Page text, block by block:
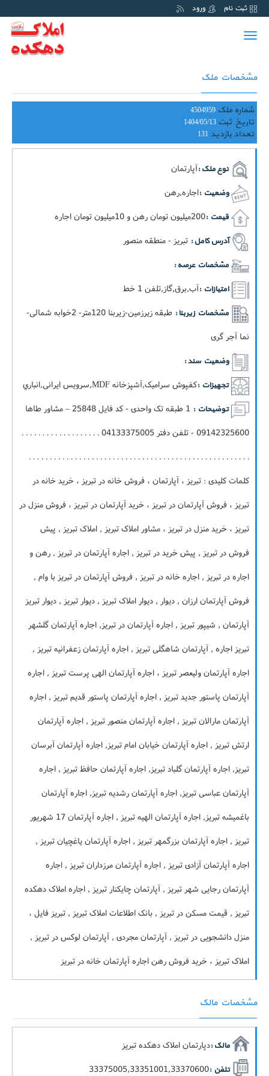
ثبت نام ورود
Toggle
مشخصات ملک
شماره ملک 4504959
تاریخ ثبت 1404/05/13
تعداد بازدید 131
نوع ملک :آپارتمان
وضعیت :اجاره,رهن
قیمت :200ميليون تومان رهن و 10ميليون تومان اجاره
آدرس کامل : تبریز - منطقه منصور
مشخصات عرصه :
امتیازات :آب,برق,گاز,تلفن 1 خط
مشخصات زیربنا :
طبقه زیرزمین-زيربنا 120متر- 2خوابه شمالی-
نما آجر گری
وضعیت سند :
تجهیزات :کفپوش سرامیک,آشپزخانه MDF,سرویس ایرانی,انباري
توضیحات :
1 طبقه تک واحدی - کد فایل 25848 – مشاور طاها
09142325600 - تلفن دفتر 04133375005 . . . . . . . . . . . . . . . . . . .
. . . . . . . . . . . . . . . . . . . . . . . . . . . . . . . . . . . . . . . . . . . . . . . . . . . . .
کلمات کلیدی : تبریز ، آپارتمان ، فروش خانه در تبریز ، خرید خانه در
تبریز ، فروش آپارتمان در تبریز ، خرید آپارتمان در تبریز ، فروش منزل در
تبریز ، خرید منزل در تبریز ، مشاور املاک تبریز , املاک تبریز , پیش
فروش در تبریز , پیش خرید در تبریز , اجاره آپارتمان در تبریز , رهن و
اجاره در تبریز , اجاره خانه در تبریز , فروش آپارتمان در تبریز با وام ,
فروش آپارتمان ارزان , دیوار , دیوار املاک تبریز , دیوار تبریز , دیوار تبریز
آپارتمان , شیپور تبریز , اجاره آپارتمان در تبریز, اجاره آپارتمان گلشهر
تبریز اجاره , آپارتمان شاهگلی تبریز , اجاره آپارتمان زعفرانیه تبریز ,
اجاره آپارتمان ولیعصر تبریز ، اجاره آپارتمان الهی پرست تبریز , اجاره
آپارتمان پاستور جدید تبریز , اجاره آپارتمان پاستور قدیم تبریز , اجاره
آپارتمان مارالان تبریز , اجاره آپارتمان منصور تبریز , اجاره آپارتمان
ارتش تبریز , اجاره آپارتمان خیابان امام تبریز, اجاره آپارتمان آبرسان
تبریز, اجاره آپارتمان گلباد تبریز, اجاره آپارتمان حافظ تبریز , اجاره
آپارتمان عباسی تبریز, اجاره آپارتمان رشدیه تبریز, اجاره آپارتمان
باغمیشه تبریز, اجاره آپارتمان الهیه تبریز , اجاره آپارتمان 17 شهریور
تبریز , اجاره آپارتمان بزرگمهر تبریز , اجاره آپارتمان یاغچیان تبریز ,
اجاره آپارتمان آزادی تبریز , اجاره آپارتمان مرزداران تبریز , اجاره
آپارتمان رجایی شهر تبریز , آپارتمان چایکنار تبریز , اجاره املاک دهکده
تبریز , قیمت مسکن در تبریز , بانک اطلاعات املاک تبریز , تبریز فایل ،
منزل دانشجویی در تبریز , آپارتمان مجردی , آپارتمان لوکس در تبریز ,
املاک تبریز ، خرید فروش رهن اجاره آپارتمان خانه در تبریز
مشخصات مالک
مالک :دپارتمان املاک دهکده تبریز
تلفن :33375005,33351001,33370600